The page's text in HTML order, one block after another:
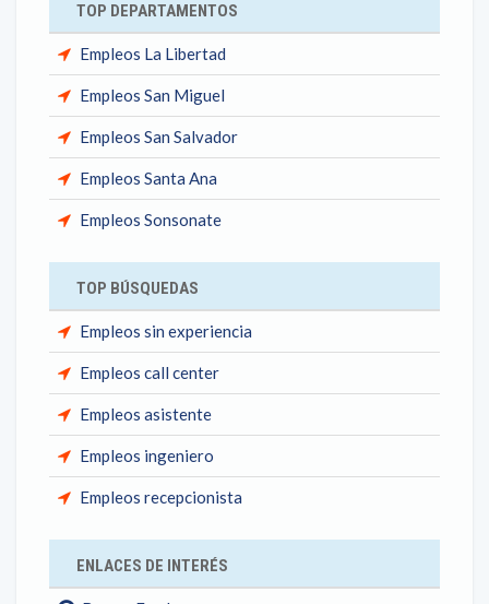
TOP DEPARTAMENTOS
Empleos La Libertad
Empleos San Miguel
Empleos San Salvador
Empleos Santa Ana
Empleos Sonsonate
TOP BÚSQUEDAS
Empleos sin experiencia
Empleos call center
Empleos asistente
Empleos ingeniero
Empleos recepcionista
ENLACES DE INTERÉS